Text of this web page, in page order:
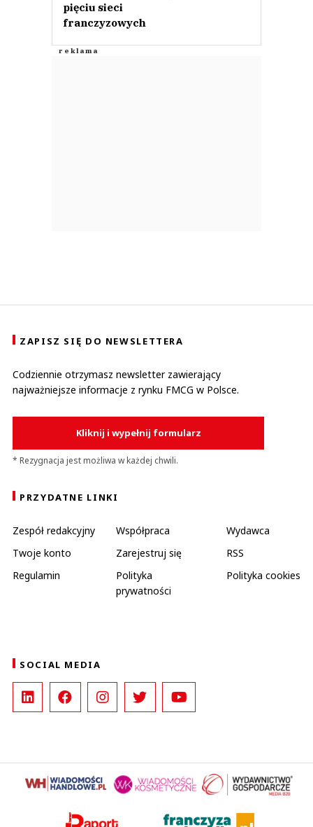
pięciu sieci
franczyzowych
ZAPISZ SIĘ DO NEWSLETTERA
Codziennie otrzymasz newsletter zawierający
najważniejsze informacje z rynku FMCG w Polsce.
Kliknij i wypełnij formularz
* Rezygnacja jest możliwa w każdej chwili.
PRZYDATNE LINKI
Zespół redakcyjny Współpraca
Wydawca
Twoje konto
Zarejestruj się
RSS
Regulamin
Polityka
prywatności
Polityka cookies
SOCIAL MEDIA